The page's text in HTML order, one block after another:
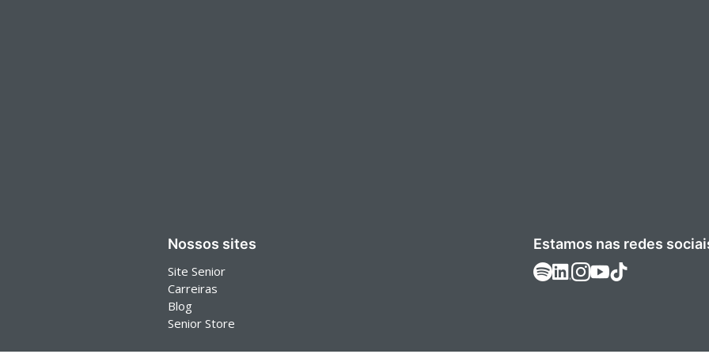
Nossos sites
Site Senior
Carreiras
Blog
Senior Store
Estamos nas redes